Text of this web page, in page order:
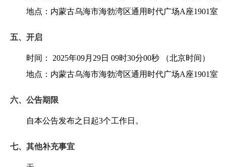
地点： 内蒙古乌海市海勃湾区通用时代广场A座1901室
五、开启
时间： 2025年09月29日 09时30分00秒
（北京时间）
地点： 内蒙古乌海市海勃湾区通用时代广场A座1901室
六、公告期限
自本公告发布之日起3个工作日。
七、其他补充事宜